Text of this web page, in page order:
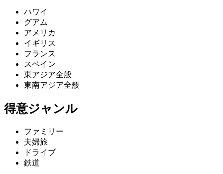
ハワイ
グアム
アメリカ
イギリス
フランス
スペイン
東アジア全般
東南アジア全般
得意ジャンル
ファミリー
夫婦旅
ドライブ
鉄道